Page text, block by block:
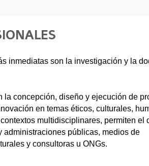
inmediatas son la investigación y la
la concepción, diseño y ejecución de
en temas éticos, culturales,
multidisciplinares, permiten el
administraciones públicas, medios de
y consultoras u ONGs.